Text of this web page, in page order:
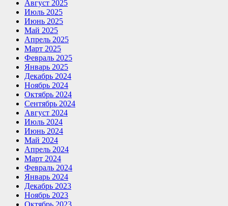
Август 2025
Июль 2025
Июнь 2025
Май 2025
Апрель 2025
Март 2025
Февраль 2025
Январь 2025
Декабрь 2024
Ноябрь 2024
Октябрь 2024
Сентябрь 2024
Август 2024
Июль 2024
Июнь 2024
Май 2024
Апрель 2024
Март 2024
Февраль 2024
Январь 2024
Декабрь 2023
Ноябрь 2023
Октябрь 2023